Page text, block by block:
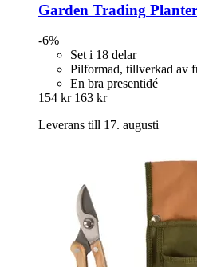
Garden Trading
-6%
Set i 18 delar
Pilformad, tillverkad av
En bra presentidé
154 kr 163 kr
Leverans till 17. augusti